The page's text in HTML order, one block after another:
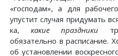
«господам», а для
упустит случая придумать
ка,какие праздники
обязательно в расписание.
об установлении